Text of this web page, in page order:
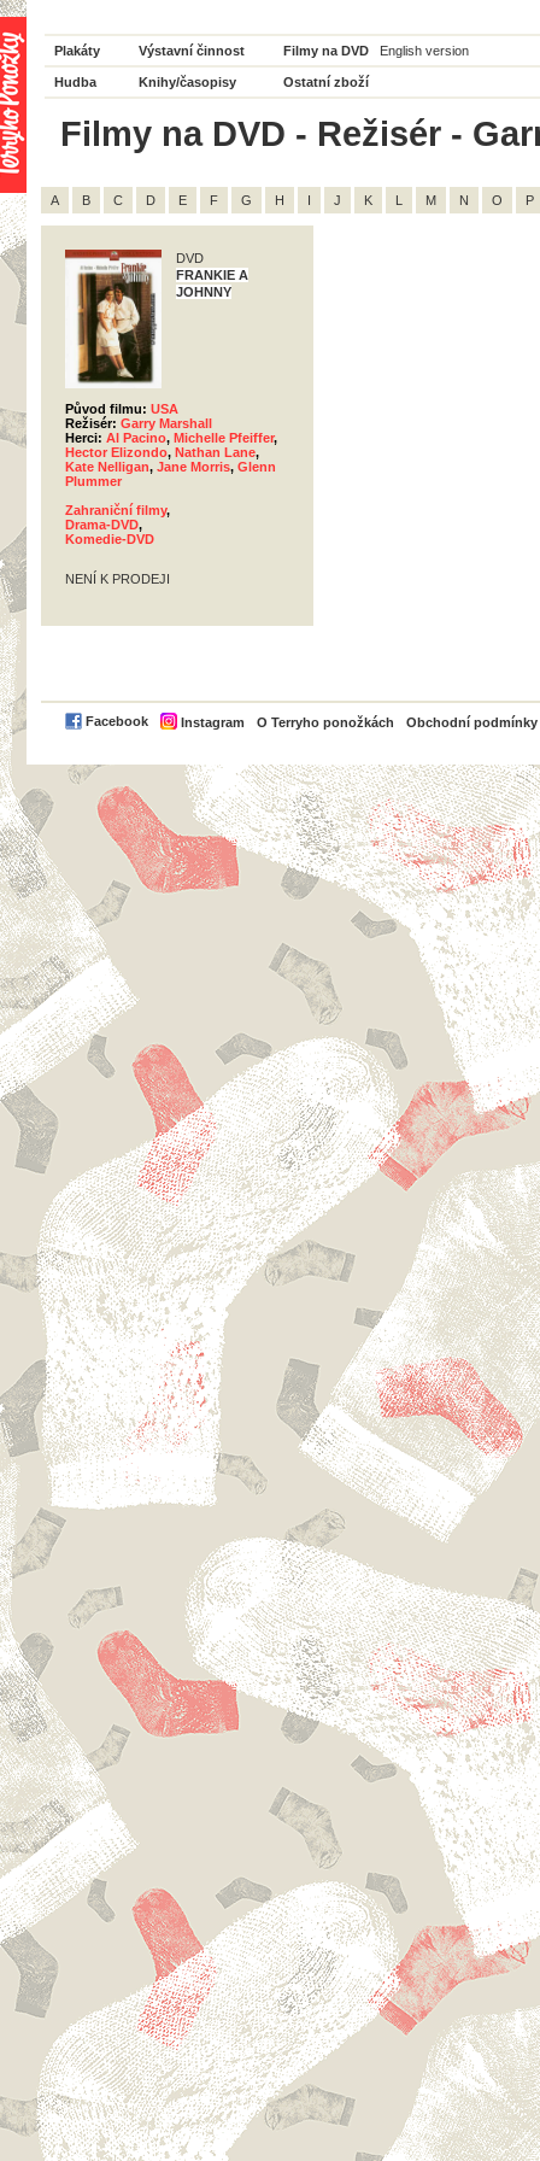
Plakáty Výstavní činnost Filmy na DVD English version
Hudba Knihy/časopisy Ostatní zboží
Filmy na DVD - Režisér -
A B C D E F G H I J K L M N O P
DVD
FRANKIE A
JOHNNY
Původ filmu: USA
Režisér: Garry Marshall
Herci: Al Pacino, Michelle Pfeiffer,
Hector Elizondo, Nathan Lane,
Kate Nelligan, Jane Morris, Glenn
Plummer
Zahraniční filmy,
Drama-DVD,
Komedie-DVD
NENÍ K PRODEJI
Facebook Instagram O Terryho ponožkách Obchodní podmínky
PayPal